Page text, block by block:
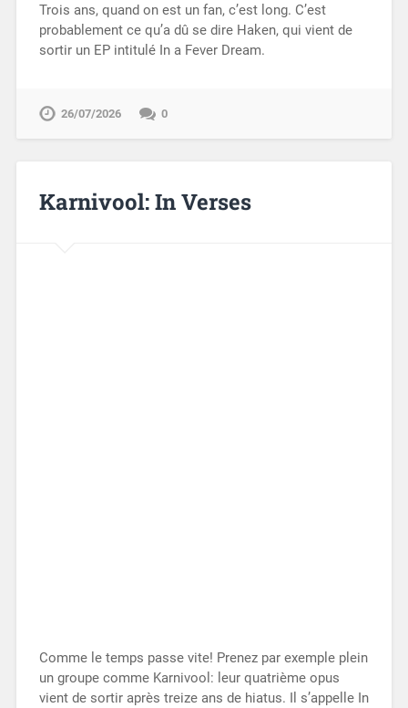
Trois ans, quand on est un fan, c’est long. C’est
probablement ce qu’a dû se dire Haken, qui vient de
sortir un EP intitulé In a Fever Dream.
26/07/2026 0
Karnivool: In Verses
Comme le temps passe vite! Prenez par exemple plein
un groupe comme Karnivool: leur quatrième opus
vient de sortir après treize ans de hiatus. Il s’appelle In